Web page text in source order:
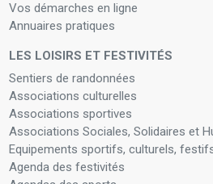
Vos démarches en ligne
Annuaires pratiques
LES LOISIRS ET FESTIVITÉS
Sentiers de randonnées
Associations culturelles
Associations sportives
Associations Sociales, Solidaires et
Equipements sportifs, culturels,
Agenda des festivités